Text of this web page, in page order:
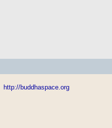
http://buddhaspace.org